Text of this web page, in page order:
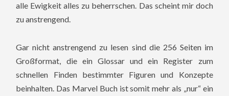
alle Ewigkeit alles zu beherrschen. Das scheint mir doch
zu anstrengend.
Gar nicht anstrengend zu lesen sind die 256 Seiten im
Großformat, die ein Glossar und ein Register zum
schnellen Finden bestimmter Figuren und Konzepte
beinhalten. Das Marvel Buch ist somit mehr als „nur“ ein